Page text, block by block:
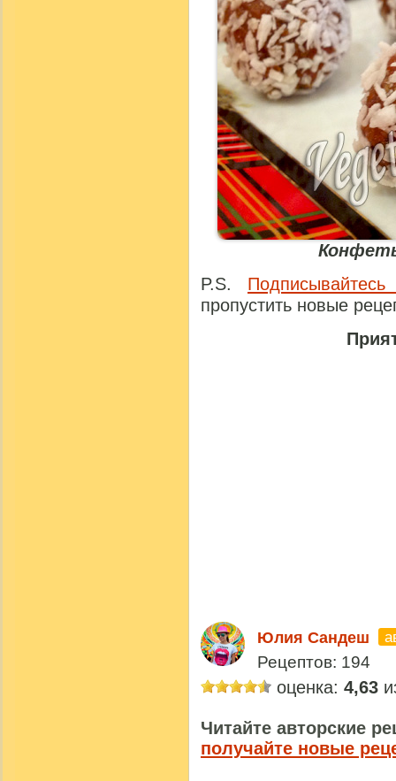
P.S.
пропустить новые
Юлия Сандеш
Рецептов: 194
оценка: 4,63
Читайте авторские
получайте новые